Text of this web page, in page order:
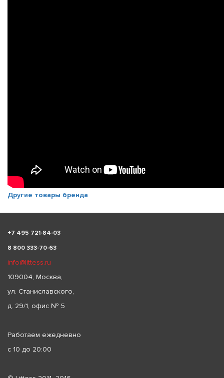
Другие товары бренда
+7 495 721-84-03
8 800 333-70-63
info@littess.ru
109004, Москва,
ул. Станиславского,
д. 29/1, офис № 5
Работаем ежедневно
с 10 до 20:00